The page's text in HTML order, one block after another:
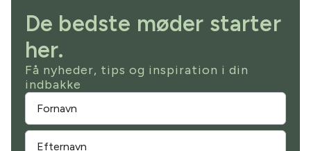
De bedste møder starter
her.
Få nyheder, tips og inspiration i din
indbakke